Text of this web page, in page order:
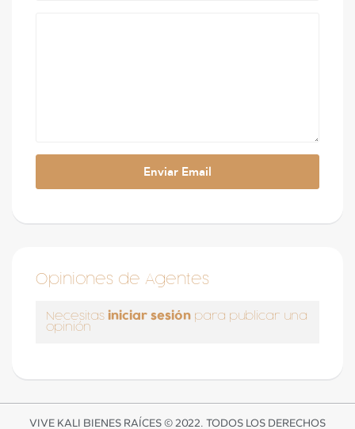
Opiniones de Agentes
Necesitas iniciar sesión para publicar una
opinión
VIVE KALI BIENES RAÍCES © 2022. TODOS LOS DERECHOS